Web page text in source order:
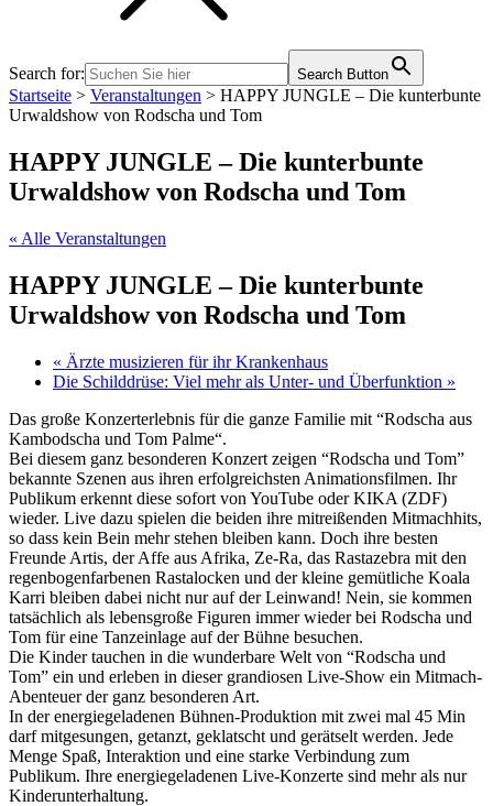
Search for: Search Button
Startseite > Veranstaltungen > HAPPY JUNGLE – Die kunterbunte
Urwaldshow von Rodscha und Tom
HAPPY JUNGLE – Die kunterbunte
Urwaldshow von Rodscha und Tom
« Alle Veranstaltungen
HAPPY JUNGLE – Die kunterbunte
Urwaldshow von Rodscha und Tom
« Ärzte musizieren für ihr Krankenhaus
Die Schilddrüse: Viel mehr als Unter- und Überfunktion »
Das große Konzerterlebnis für die ganze Familie mit “Rodscha aus
Kambodscha und Tom Palme“.
Bei diesem ganz besonderen Konzert zeigen “Rodscha und Tom”
bekannte Szenen aus ihren erfolgreichsten Animationsfilmen. Ihr
Publikum erkennt diese sofort von YouTube oder KIKA (ZDF)
wieder. Live dazu spielen die beiden ihre mitreißenden Mitmachhits,
so dass kein Bein mehr stehen bleiben kann. Doch ihre besten
Freunde Artis, der Affe aus Afrika, Ze-Ra, das Rastazebra mit den
regenbogenfarbenen Rastalocken und der kleine gemütliche Koala
Karri bleiben dabei nicht nur auf der Leinwand! Nein, sie kommen
tatsächlich als lebensgroße Figuren immer wieder bei Rodscha und
Tom für eine Tanzeinlage auf der Bühne besuchen.
Die Kinder tauchen in die wunderbare Welt von “Rodscha und
Tom” ein und erleben in dieser grandiosen Live-Show ein Mitmach-
Abenteuer der ganz besonderen Art.
In der energiegeladenen Bühnen-Produktion mit zwei mal 45 Min
darf mitgesungen, getanzt, geklatscht und gerätselt werden. Jede
Menge Spaß, Interaktion und eine starke Verbindung zum
Publikum. Ihre energiegeladenen Live-Konzerte sind mehr als nur
Kinderunterhaltung.